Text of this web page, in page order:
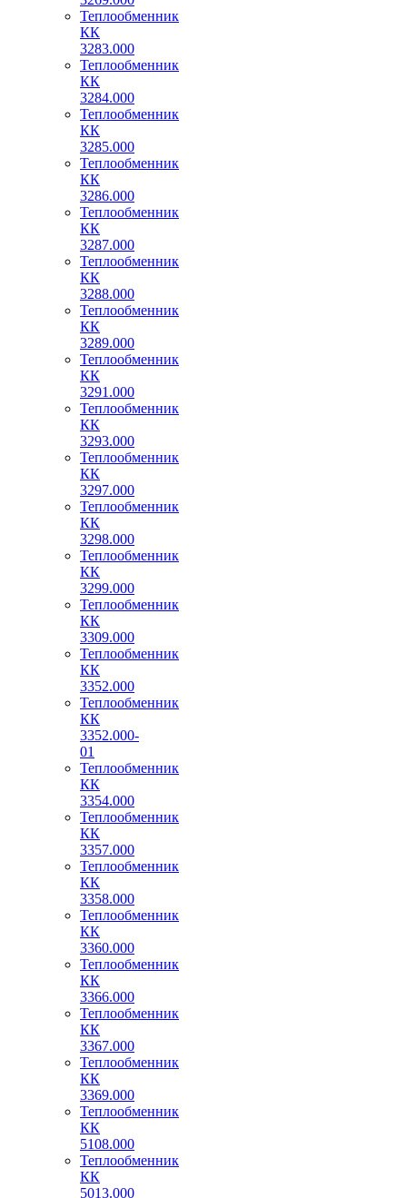
Теплообменник
КК
3283.000
Теплообменник
КК
3284.000
Теплообменник
КК
3285.000
Теплообменник
КК
3286.000
Теплообменник
КК
3287.000
Теплообменник
КК
3288.000
Теплообменник
КК
3289.000
Теплообменник
КК
3291.000
Теплообменник
КК
3293.000
Теплообменник
КК
3297.000
Теплообменник
КК
3298.000
Теплообменник
КК
3299.000
Теплообменник
КК
3309.000
Теплообменник
КК
3352.000
Теплообменник
КК
3352.000-
01
Теплообменник
КК
3354.000
Теплообменник
КК
3357.000
Теплообменник
КК
3358.000
Теплообменник
КК
3360.000
Теплообменник
КК
3366.000
Теплообменник
КК
3367.000
Теплообменник
КК
3369.000
Теплообменник
КК
5108.000
Теплообменник
КК
5013.000